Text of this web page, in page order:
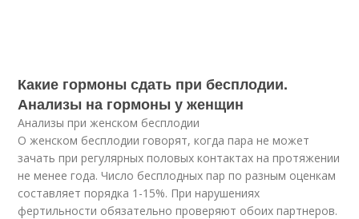
Какие гормоны сдать при бесплодии.
Анализы на гормоны у женщин
Анализы при женском бесплодии
О женском бесплодии говорят, когда пара не может
зачать при регулярных половых контактах на протяжении
не менее года. Число бесплодных пар по разным оценкам
составляет порядка 1-15%. При нарушениях
фертильности обязательно проверяют обоих партнеров.